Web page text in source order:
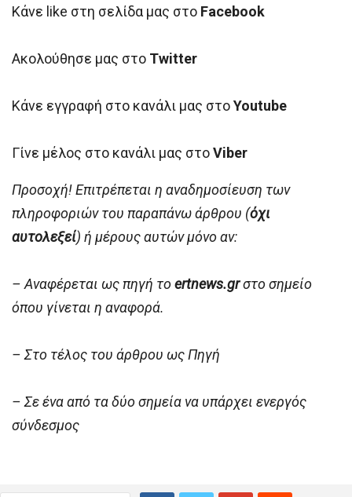
Κάνε like στη σελίδα μας στο Facebook
Ακολούθησε μας στο Twitter
Κάνε εγγραφή στο κανάλι μας στοYoutube
Γίνε μέλος στο κανάλι μας στοViber
Προσοχή! Επιτρέπεται η αναδημοσίευση των
πληροφοριών του παραπάνω άρθρου (όχι
αυτολεξεί) ή μέρους αυτών μόνο αν:
– Αναφέρεται ως πηγή τοertnews.grστο σημείο
όπου γίνεται η αναφορά.
– Στο τέλος του άρθρου ως Πηγή
– Σε ένα από τα δύο σημεία να υπάρχει ενεργός
σύνδεσμος